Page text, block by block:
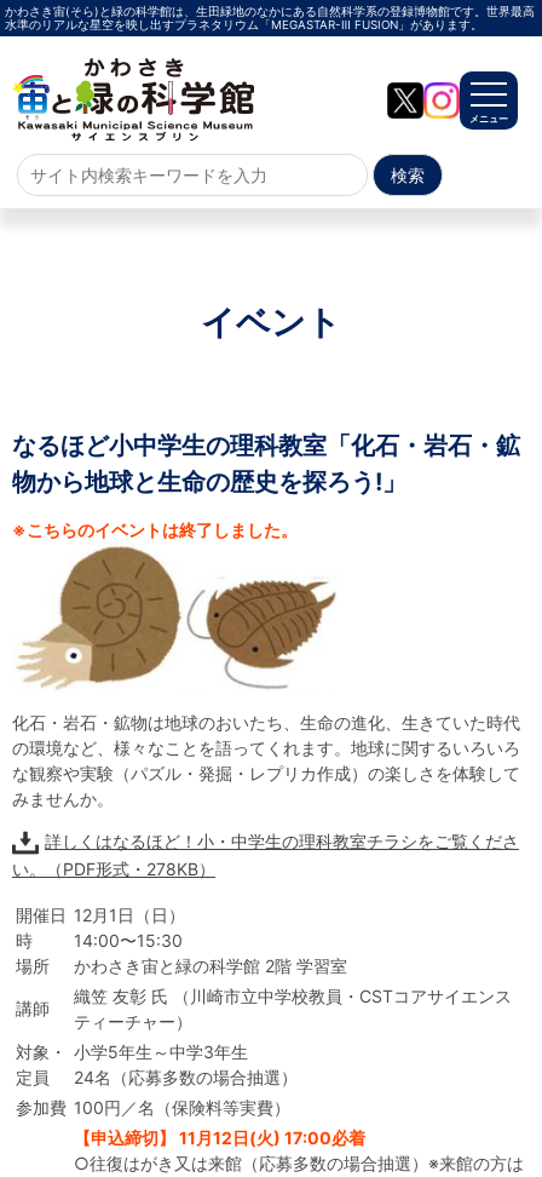
かわさき宙(そら)と緑の科学館は、生田緑地のなかにある自然科学系の登録博物館です。世界最高
水準のリアルな星空を映し出すプラネタリウム「MEGASTAR-Ⅲ FUSION」があります。
メニュー
ホーム
メガスターご紹介
投影メニュー
投影時間・料金
プラネタリウム解説員
イベント
当日参加
事前申込
その他
施設案内
自然体験
天文体験
フロア案内
屋外展示 D51形蒸気機関車
利用案内
開館時間・プラネタリウム投影時間・観覧料
カフェ・ショップ
アクセス・駐車場
科学館資料の特別利用料
団体利用予約
学校団体
幼稚園・保育園団体
一般団体
かわさき星空ウォッチング
出前科学実験教室
プラネタリウム一般団体貸切利用「星空自由空間」
科学館概要
基本理念
沿革
計画・年報・評価・議事録
青少年科学館運営基本計画
年報
事業評価
議事録
研究資料
研究の紹介
川崎市自然環境調査報告
図録
紀要
年報
出版物
生田緑地の植物
お問い合わせ
よくある質問
日本語
イベント
なるほど小中学生の理科教室「化石・岩石・鉱
物から地球と生命の歴史を探ろう!」
※こちらのイベントは終了しました。
化石・岩石・鉱物は地球のおいたち、生命の進化、生きていた時代
の環境など、様々なことを語ってくれます。地球に関するいろいろ
な観察や実験（パズル・発掘・レプリカ作成）の楽しさを体験して
みませんか。
詳しくはなるほど！小・中学生の理科教室チラシをご覧くださ
い。（PDF形式・278KB）
開催日
時
場所
12月1日（日）
14:00〜15:30
かわさき宙と緑の科学館 2階 学習室
講師
織笠 友彰 氏 （川崎市立中学校教員・CSTコアサイエンス
ティーチャー）
対象・
定員
小学5年生～中学3年生
24名（応募多数の場合抽選）
参加費 100円／名（保険料等実費）
【申込締切】 11月12日(火) 17:00必着
○往復はがき又は来館（応募多数の場合抽選）※来館の方は